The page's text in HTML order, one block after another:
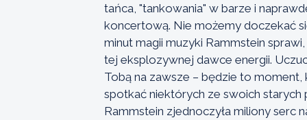
tańca, "tankowania" w barze i
koncertową. Nie możemy doczekać
minut magii muzyki Rammstein
tej eksplozywnej dawce energii.
Tobą na zawsze – będzie to
spotkać niektórych ze swoich starych
Rammstein zjednoczyła miliony serc